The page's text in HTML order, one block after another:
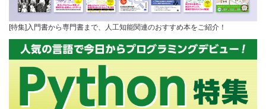
[特集]入門書から専門書まで、人工知能関連のおすすめ本をご紹介！